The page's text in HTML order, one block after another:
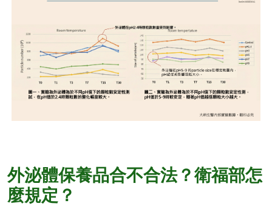
外泌體保養品合不合法？衛福部怎
麼規定？